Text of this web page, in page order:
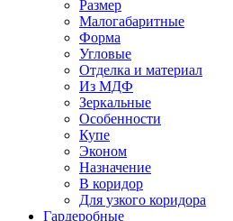
Размер
Малогабаритные
Форма
Угловые
Отделка и материал
Из МДФ
Зеркальные
Особенности
Купе
Эконом
Назначение
В коридор
Для узкого коридора
Гардеробные